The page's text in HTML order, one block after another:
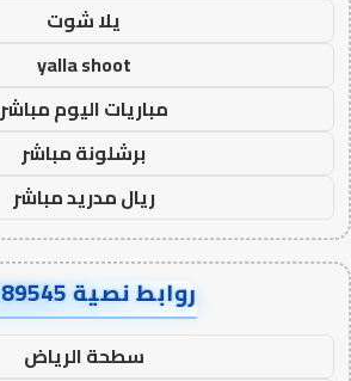
يلا شوت
yalla shoot
مباريات اليوم مباشر
برشلونة مباشر
ريال مدريد مباشر
روابط نصية AA89545
سطحة الرياض